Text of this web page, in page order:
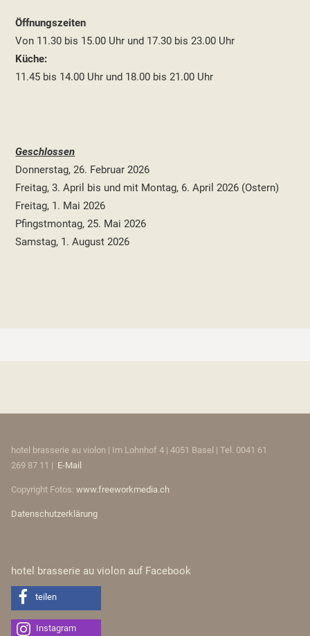
Öffnungszeiten
Von 11.30 bis 15.00 Uhr und 17.30 bis 23.00 Uhr
Küche:
11.45 bis 14.00 Uhr und 18.00 bis 21.00 Uhr
Geschlossen
Donnerstag, 26. Februar 2026
Freitag, 3. April bis und mit Montag, 6. April 2026 (Ostern)
Freitag, 1. Mai 2026
Pfingstmontag, 25. Mai 2026
Samstag, 1. August 2026
hotel brasserie au violon | Im Lohnhof 4 | 4051 Basel | Tel. 0041 61
269 87 11 | E-Mail
Copyright Fotos: www.freeworkmedia.ch
Datenschutzerklärung
hotel brasserie au violon auf Facebook
teilen
Instagram